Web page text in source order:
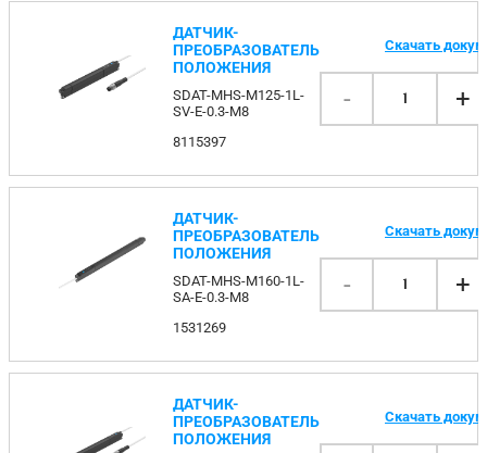
ДАТЧИК-
ПРЕОБРАЗОВАТЕЛЬ
ПОЛОЖЕНИЯ
SDAT-MHS-M125-1L-
SV-E-0.3-M8
8115397
Скачать
- 1 +
ДАТЧИК-
ПРЕОБРАЗОВАТЕЛЬ
ПОЛОЖЕНИЯ
SDAT-MHS-M160-1L-
SA-E-0.3-M8
1531269
Скачать
- 1 +
ДАТЧИК-
ПРЕОБРАЗОВАТЕЛЬ
ПОЛОЖЕНИЯ
Скачать